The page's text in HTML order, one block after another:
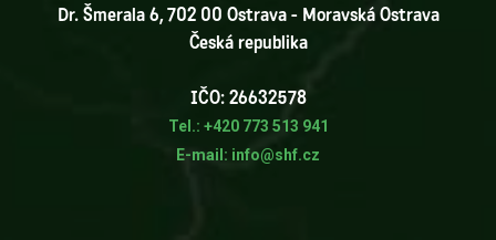
Dr. Šmerala 6, 702 00 Ostrava - Moravská Ostrava
Česká republika
IČO: 26632578
Tel.: +420 773 513 941
E-mail: info@shf.cz